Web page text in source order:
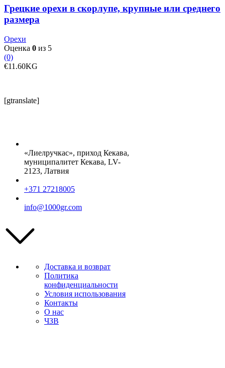
Грецкие орехи в скорлупе, крупные или среднего
размера
Орехи
Оценка 0 из 5
(0)
€11.60KG
[gtranslate]
«Лиелручкас», приход Кекава,
муниципалитет Кекава, LV-
2123, Латвия
+371 27218005
info@1000gr.com
Доставка и возврат
Политика
конфиденциальности
Условия использования
Контакты
О нас
ЧЗВ